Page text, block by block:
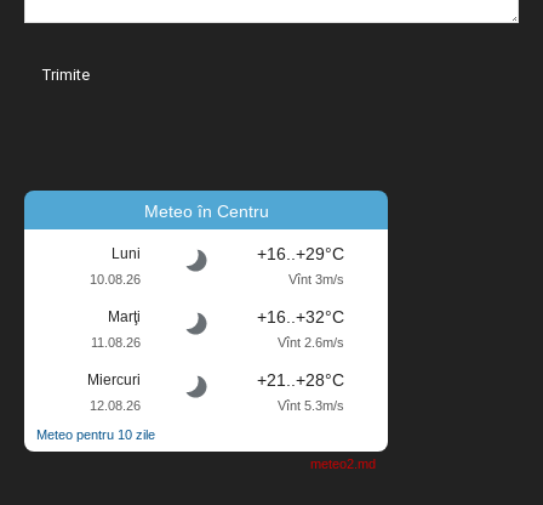
Meteo în Centru
Luni
10.08.26
+16..+29°C
Vînt 3m/s
Marţi
11.08.26
+16..+32°C
Vînt 2.6m/s
Miercuri
12.08.26
+21..+28°C
Vînt 5.3m/s
Meteo pentru 10 zile
meteo2.md